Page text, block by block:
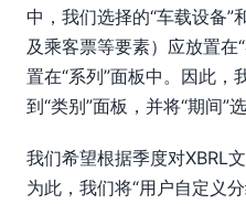
中，我们选择的“车载设备”
及乘客票等要素）应放置在
置在“系列”面板中。因此，
到“类别”面板，并将“期间”
我们希望根据季度对XBRL
为此，我们将“用户自定义